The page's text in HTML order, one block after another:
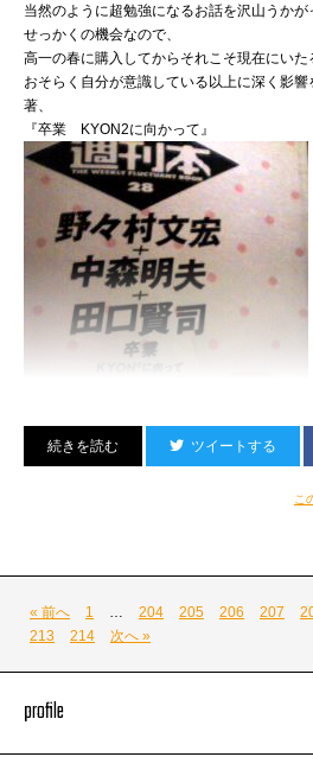
このように展示されています。
〈B-ボッキ〉に気合いを感じます。
当然のように超勉強になるお話を沢山うかが
せっかくの機会なので、
高一の春に購入してからそれこそ現在にいた
おそらく自分が意識している以上に深く影
著、
『卒業 KYON2に向かって』
ツイートする
こ
« 前へ 1 204 205 206 207
213
214 次へ »
profile